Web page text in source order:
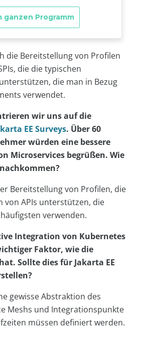
die Bereitstellung von Profilen
die die typischen
die man in Bezug
verwendet.
wir uns auf die
EE Surveys. Über 60
würden eine bessere
Microservices begrüßen. Wie
Bereitstellung von Profilen, die
von APIs unterstützen, die
verwenden.
Integration von Kubernetes
Faktor, wie die
Sollte dies für Jakarta EE
gewisse Abstraktion des
Meshs und Integrationspunkte
müssen definiert werden.